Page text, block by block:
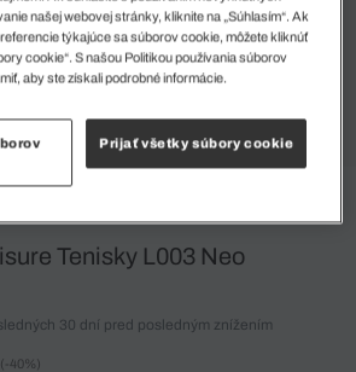
Tenisky L003 Neo
30 dní pred posledným znížením
(-40%)
našej webovej stránky, kliknite na „Súhlasím“. Ak
týkajúce sa súborov cookie, môžete kliknúť
cookie“. S našou Politikou používania súborov
aby ste získali podrobné informácie.
Prijať všetky súbory cookie